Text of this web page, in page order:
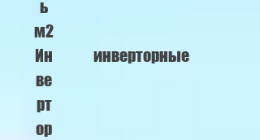
ь
м2
Ин
ве
рт
ор
инверторные